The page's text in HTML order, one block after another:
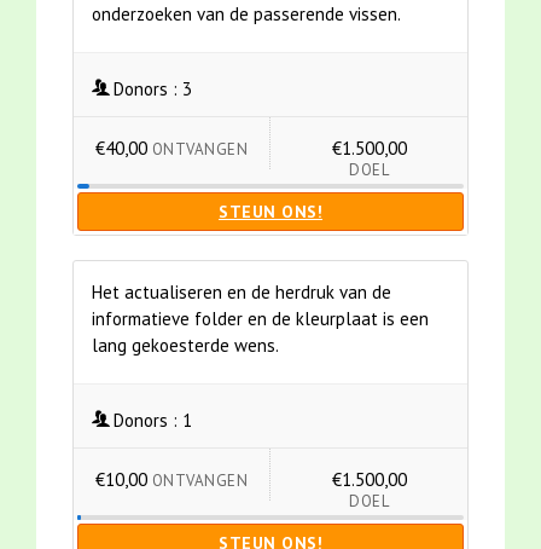
onderzoeken van de passerende vissen.
Donors : 3
€40,00 ONTVANGEN €1.500,00
DOEL
STEUN ONS!
Het actualiseren en de herdruk van de
informatieve folder en de kleurplaat is een
lang gekoesterde wens.
Donors : 1
€10,00 ONTVANGEN €1.500,00
DOEL
STEUN ONS!